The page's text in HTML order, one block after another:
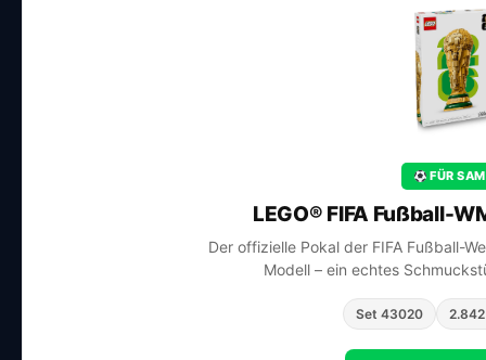
FÜR
LEGO® FIFA Fußball-
Der offizielle Pokal der FIFA Fußball-
Modell – ein echtes
Set 43020